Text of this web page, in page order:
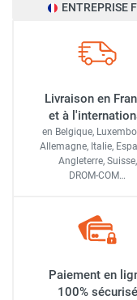
ENTREPRISE
Livraison en
et à
en Belgique,
Allemagne, Italie,
Angleterre, Suisse,
DROM-COM…
Paiement en
100% sécurisé